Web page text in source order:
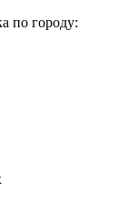
по городу: